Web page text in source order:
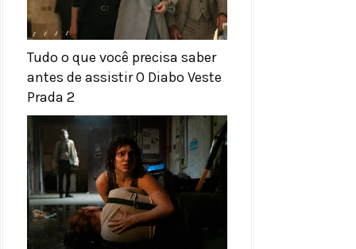
Tudo o que você precisa saber
antes de assistir O Diabo Veste
Prada 2